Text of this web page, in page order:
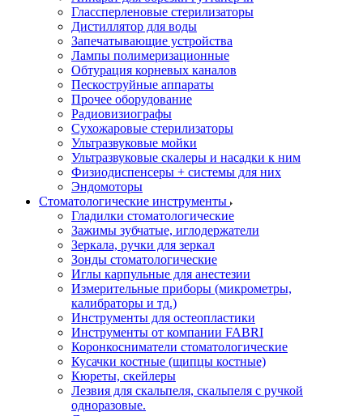
Глассперленовые стерилизаторы
Дистиллятор для воды
Запечатывающие устройства
Лампы полимеризационные
Обтурация корневых каналов
Пескоструйные аппараты
Прочее оборудование
Радиовизиографы
Сухожаровые стерилизаторы
Ультразвуковые мойки
Ультразвуковые скалеры и насадки к ним
Физиодиспенсеры + системы для них
Эндомоторы
Стоматологические инструменты
Гладилки стоматологические
Зажимы зубчатые, иглодержатели
Зеркала, ручки для зеркал
Зонды стоматологические
Иглы карпульные для анестезии
Измерительные приборы (микрометры,
калибраторы и тд.)
Инструменты для остеопластики
Инструменты от компании FABRI
Коронкосниматели стоматологические
Кусачки костные (щипцы костные)
Кюреты, скейлеры
Лезвия для скальпеля, скальпеля с ручкой
одноразовые.